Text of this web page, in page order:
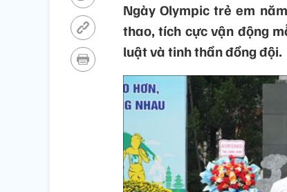
Ngày Olympic trẻ em
thao, tích cực vận động
luật và tinh thần đồng đội.